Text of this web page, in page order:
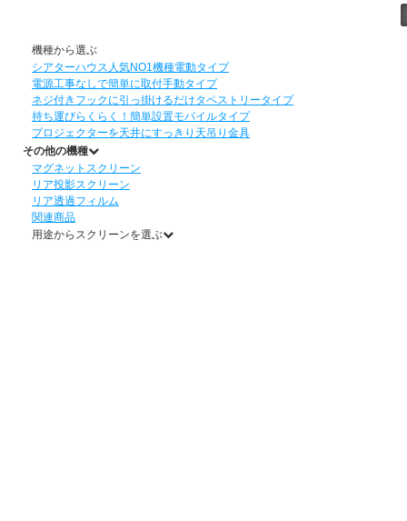
機種から選ぶ
シアターハウス人気NO1機種電動タイプ
電源工事なしで簡単に取付手動タイプ
ネジ付きフックに引っ掛けるだけタペストリータイプ
持ち運びらくらく！簡単設置モバイルタイプ
プロジェクターを天井にすっきり 天吊り金具
その他の機種
マグネットスクリーン
リア投影スクリーン
リア透過フィルム
関連商品
用途からスクリーンを選ぶ